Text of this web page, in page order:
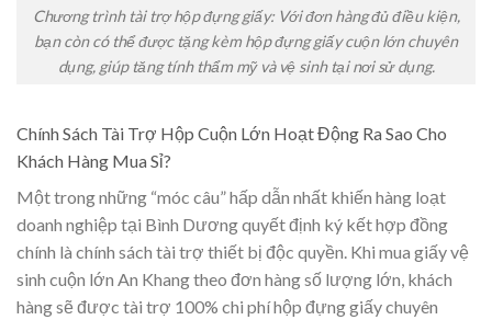
Chương trình tài trợ hộp đựng giấy: Với đơn hàng đủ điều kiện,
bạn còn có thể được tặng kèm hộp đựng giấy cuộn lớn chuyên
dụng, giúp tăng tính thẩm mỹ và vệ sinh tại nơi sử dụng.
Chính Sách Tài Trợ Hộp Cuộn Lớn Hoạt Động Ra Sao Cho
Khách Hàng Mua Sỉ?
Một trong những “móc câu” hấp dẫn nhất khiến hàng loạt
doanh nghiệp tại Bình Dương quyết định ký kết hợp đồng
chính là chính sách tài trợ thiết bị độc quyền. Khi mua giấy vệ
sinh cuộn lớn An Khang theo đơn hàng số lượng lớn, khách
hàng sẽ được tài trợ 100% chi phí hộp đựng giấy chuyên